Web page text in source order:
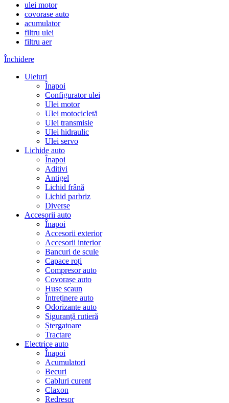
ulei motor
covorase auto
acumulator
filtru ulei
filtru aer
Închidere
Uleiuri
Înapoi
Configurator ulei
Ulei motor
Ulei motocicletă
Ulei transmisie
Ulei hidraulic
Ulei servo
Lichide auto
Înapoi
Aditivi
Antigel
Lichid frână
Lichid parbriz
Diverse
Accesorii auto
Înapoi
Accesorii exterior
Accesorii interior
Bancuri de scule
Capace roți
Compresor auto
Covorașe auto
Huse scaun
Întreținere auto
Odorizante auto
Siguranță rutieră
Ștergatoare
Tractare
Electrice auto
Înapoi
Acumulatori
Becuri
Cabluri curent
Claxon
Redresor